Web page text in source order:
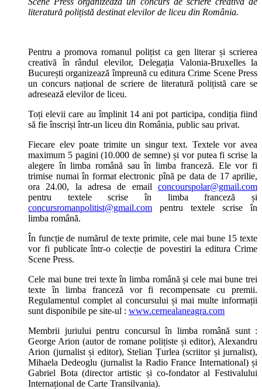
literatură polițistă destinat elevilor de liceu din România.
Pentru a promova romanul polițist ca gen literar și scrierea
creativă în rândul elevilor, Delegația Valonia-Bruxelles la
București organizează împreună cu editura Crime Scene Press
un concurs național de scriere de literatură polițistă care se
adresează elevilor de liceu.
Toți elevii care au împlinit 14 ani pot participa, condiția fiind
să fie înscriși într-un liceu din România, public sau privat.
Fiecare elev poate trimite un singur text. Textele vor avea
maximum 5 pagini (10.000 de semne) și vor putea fi scrise la
alegere în limba română sau în limba franceză. Ele vor fi
trimise numai în format electronic pînă pe data de 17 aprilie,
ora 24.00, la adresa de email concourspolar@gmail.com
pentru textele scrise în limba franceză și
concursromanpolitist@gmail.com pentru textele scrise în
limba română.
În funcție de numărul de texte primite, cele mai bune 15 texte
vor fi publicate într-o colecție de povestiri la editura Crime
Scene Press.
Cele mai bune trei texte în limba română și cele mai bune trei
texte în limba franceză vor fi recompensate cu premii.
Regulamentul complet al concursului și mai multe informații
sunt disponibile pe site-ul : www.cernealaneagra.com
Membrii juriului pentru concursul în limba română sunt :
George Arion (autor de romane polițiste și editor), Alexandru
Arion (jurnalist și editor), Stelian Țurlea (scriitor și jurnalist),
Mihaela Dedeoglu (jurnalist la Radio France International) și
Gabriel Bota (director artistic și co-fondator al Festivalului
Internațional de Carte Transilvania).